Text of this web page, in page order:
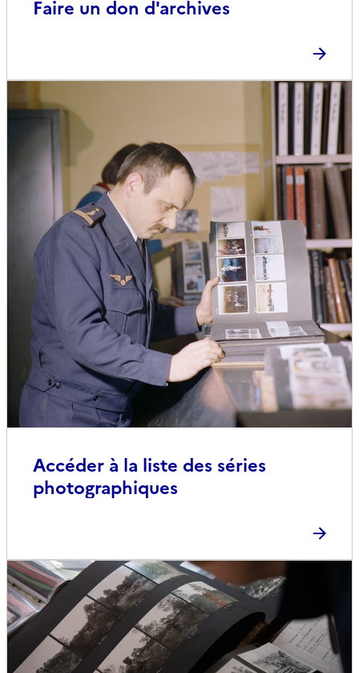
Faire un don d'archives
Accéder à la liste des séries
photographiques